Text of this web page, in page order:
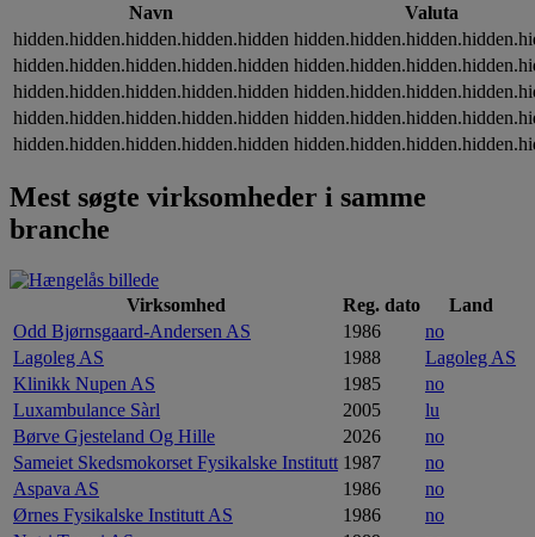
Navn
Valuta
hidden.hidden.hidden.hidden.hidden
hidden.hidden.hidden.hidden.hidden
hidden.hidden.hidden.hidden.hidden
hidden.hidden.hidden.hidden.hidden
hidden.hidden.hidden.hidden.hidden
Mest søgte virksomheder i samme
branche
Virksomhed Reg. dato
Land
Odd Bjørnsgaard-Andersen AS
1986
no
Lagoleg AS
1988
Lagoleg AS
Klinikk Nupen AS
1985
no
Luxambulance Sàrl
2005
lu
Børve Gjesteland Og Hille
2026
no
Sameiet Skedsmokorset Fysikalske Institutt 1987
no
Aspava AS
1986
no
Ørnes Fysikalske Institutt AS
1986
no